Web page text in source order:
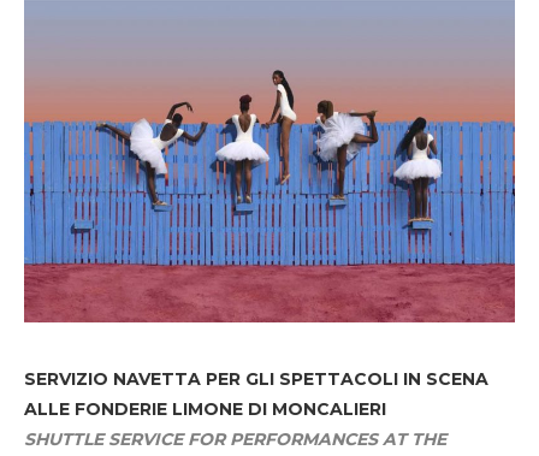
SERVIZIO NAVETTA PER GLI SPETTACOLI IN SCENA
ALLE FONDERIE LIMONE DI MONCALIERI
SHUTTLE SERVICE FOR PERFORMANCES AT THE